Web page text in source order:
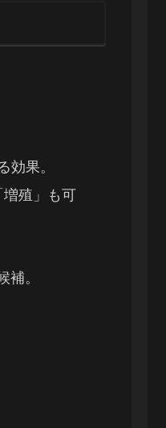
効果。
殖」も可
。